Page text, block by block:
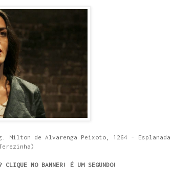
Milton de Alvarenga Peixoto, 1264 - Esplanada
CLIQUE NO BANNER! É UM SEGUNDO!